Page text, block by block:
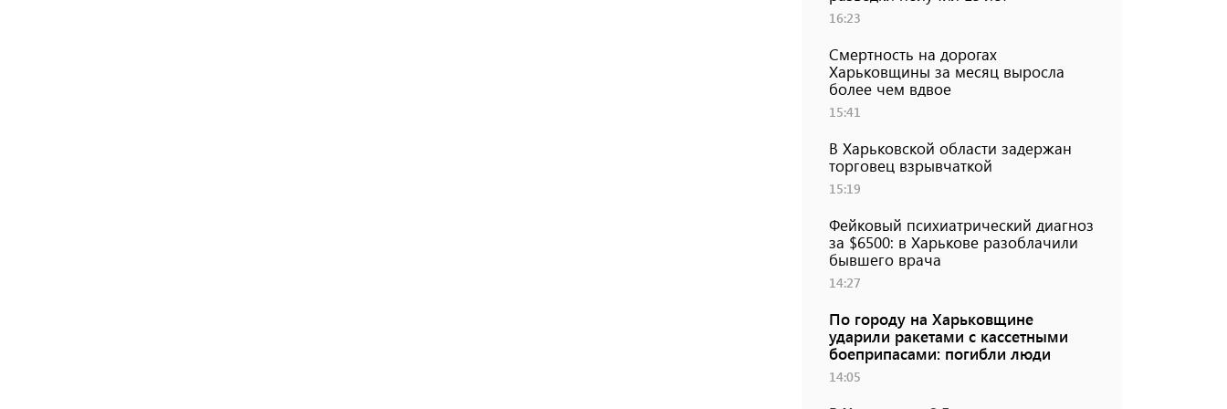
16:23
Смертность на дорогах
Харьковщины за месяц выросла
более чем вдвое
15:41
В Харьковской области задержан
торговец взрывчаткой
15:19
Фейковый психиатрический диагноз
за $6500: в Харькове разоблачили
бывшего врача
14:27
По городу на Харьковщине
ударили ракетами с кассетными
боеприпасами: погибли люди
14:05